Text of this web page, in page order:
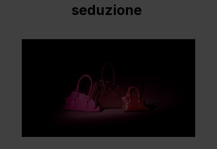
seduzione